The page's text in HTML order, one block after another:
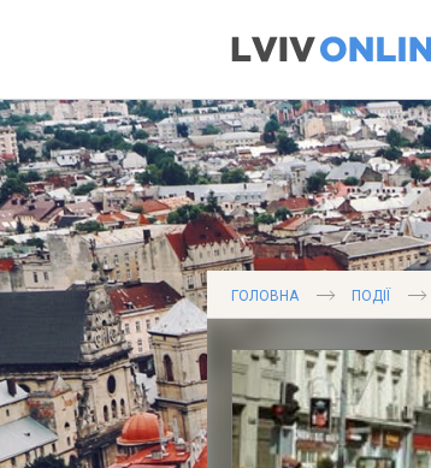
ГОЛОВНА ПОДІЇ